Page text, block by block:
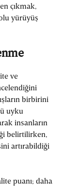
çıkmak,
yürüyüş
ve
birbirini
uyku
insanların
belirtilirken,
artırabildiği
puanı; daha